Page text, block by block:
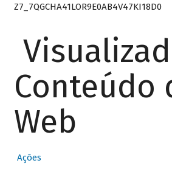
Z7_7QGCHA41LOR9E0AB4V47KI18D0
Conteúdo
Web
Ações